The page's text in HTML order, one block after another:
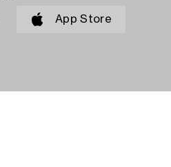
App Store